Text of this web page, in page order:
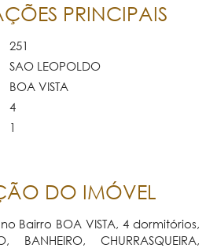
PRINCIPAIS
251
SAO LEOPOLDO
BOA VISTA
4
1
DO IMÓVEL
no Bairro BOA VISTA, 4 dormitórios,
BANHEIRO, CHURRASQUEIRA,